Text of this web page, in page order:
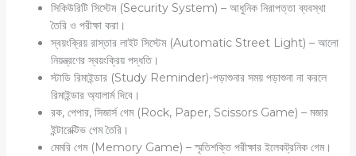
সিকিউরিটি সিস্টেম (Security System) – আধুনিক নিরাপত্তা ব্যবস্থা
তৈরি ও পরীক্ষা করা।
স্বয়ংক্রিয় রাস্তার লাইট সিস্টেম (Automatic Street Light) – আলো
নিয়ন্ত্রণের স্বয়ংক্রিয় পদ্ধতি।
স্টাডি রিমাইন্ডার (Study Reminder)-পড়াশুনার সময় পড়াশুনা না করলে
রিমাইন্ডার অ্যালার্ম দিবে।
রক, পেপার, সিজার্স গেম (Rock, Paper, Scissors Game) – মজার
ইন্টারেক্টিভ গেম তৈরি।
মেমরি গেম (Memory Game) – স্মৃতিশক্তি পরীক্ষার ইলেকট্রনিক গেম।